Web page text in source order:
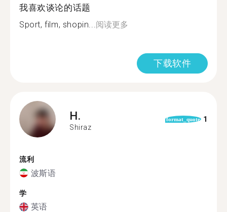
我喜欢谈论的话题
Sport, film, shopin...阅读更多
下载软件
H.
Shiraz
format_quote 1
流利
波斯语
学
英语